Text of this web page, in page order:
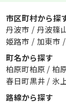
市区町村から探
丹波市 / 丹波篠
姫路市 / 加東市 /
町名から探す
柏原町柏原 / 柏
春日町黒井 / 氷
路線から探す